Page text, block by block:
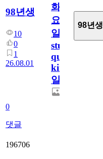
98년생
10
0
1
26.08.01
0
댓글
화
요
일/English
study
quiz
king770
일
98년생
196706